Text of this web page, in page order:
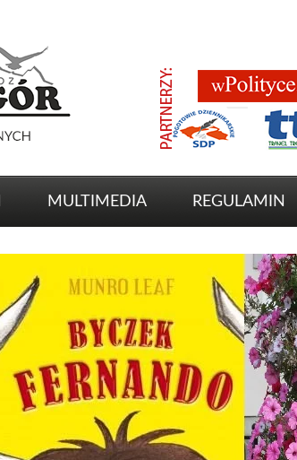
MULTIMEDIA REGULAMIN